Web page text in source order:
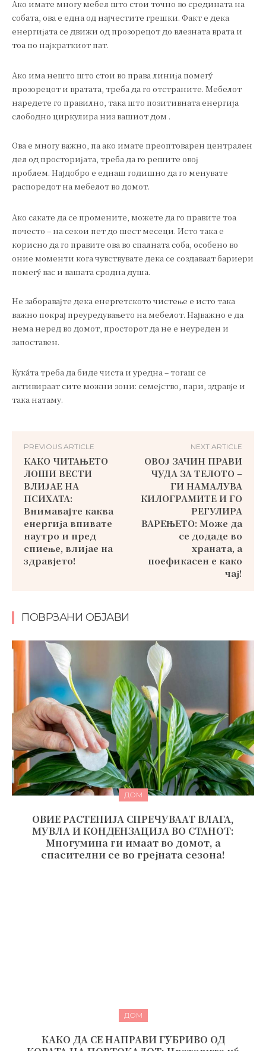
Ако имате многу мебел што стои точно во средината на
собата, ова е една од најчестите грешки. Факт е дека
енергијата се движи од прозорецот до влезната врата и
тоа по најкраткиот пат.
Ако има нешто што стои во права линија помеѓу
прозорецот и вратата, треба да го отстраните. Мебелот
наредете го правилно, така што позитивната енергија
слободно циркулира низ вашиот дом .
Ова е многу важно, па ако имате преоптоварен централен
дел од просторијата, треба да го решите овој
проблем. Најдобро е еднаш годишно да го менувате
распоредот на мебелот во домот.
Ако сакате да се промените, можете да го правите тоа
почесто – на секои пет до шест месеци. Исто така е
корисно да го правите ова во спалната соба, особено во
оние моменти кога чувствувате дека се создаваат бариери
помеѓу вас и вашата сродна душа.
Не заборавајте дека енергетското чистење е исто така
важно покрај преуредувањето на мебелот. Најважно е да
нема неред во домот, просторот да не е неуреден и
запоставен.
Куќата треба да биде чиста и уредна – тогаш се
активираат сите можни зони: семејство, пари, здравје и
така натаму.
PREVIOUS ARTICLE
КАКО ЧИТАЊЕТО
ЛОШИ ВЕСТИ
ВЛИЈАЕ НА
ПСИХАТА:
Внимавајте каква
енергија впивате
наутро и пред
спиење, влијае на
здравјето!
NEXT ARTICLE
ОВОЈ ЗАЧИН ПРАВИ
ЧУДА ЗА ТЕЛОТО –
ГИ НАМАЛУВА
КИЛОГРАМИТЕ И ГО
РЕГУЛИРА
ВАРЕЊЕТО: Може да
се додаде во
храната, а
поефикасен е како
чај!
ПОВРЗАНИ ОБЈАВИ
ДОМ
ОВИЕ РАСТЕНИЈА СПРЕЧУВААТ ВЛАГА,
МУВЛА И КОНДЕНЗАЦИЈА ВО СТАНОТ:
Многумина ги имаат во домот, а
спасителни се во грејната сезона!
ДОМ
КАКО ДА СЕ НАПРАВИ ЃУБРИВО ОД